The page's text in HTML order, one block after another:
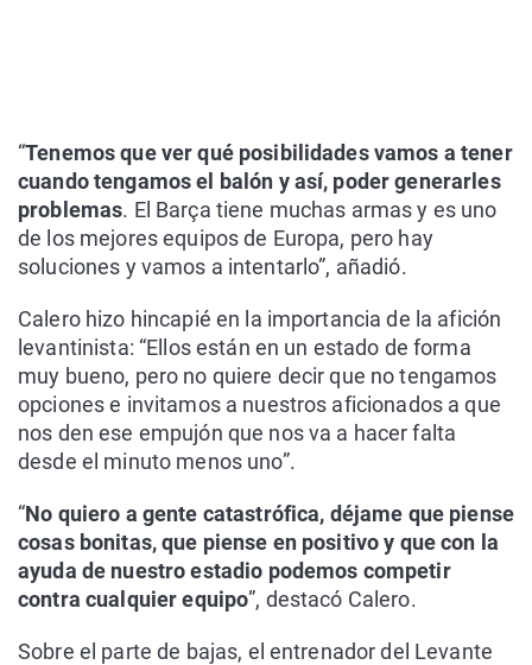
“Tenemos que ver qué posibilidades vamos a tener
cuando tengamos el balón y así, poder generarles
problemas. El Barça tiene muchas armas y es uno
de los mejores equipos de Europa, pero hay
soluciones y vamos a intentarlo”, añadió.
Calero hizo hincapié en la importancia de la afición
levantinista: “Ellos están en un estado de forma
muy bueno, pero no quiere decir que no tengamos
opciones e invitamos a nuestros aficionados a que
nos den ese empujón que nos va a hacer falta
desde el minuto menos uno”.
“No quiero a gente catastrófica, déjame que piense
cosas bonitas, que piense en positivo y que con la
ayuda de nuestro estadio podemos competir
contra cualquier equipo”, destacó Calero.
Sobre el parte de bajas, el entrenador del Levante